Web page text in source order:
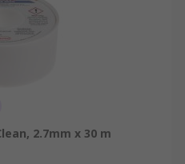
2.7mm x 30 m